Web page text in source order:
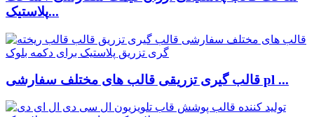
پلاستیک...
قالب گیری تزریقی قالب های مختلف سفارشی pl ...